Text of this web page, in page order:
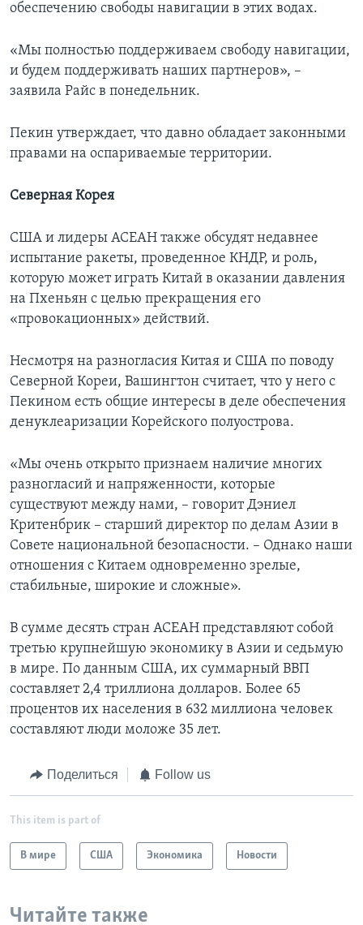
обеспечению свободы навигации в этих водах.
«Мы полностью поддерживаем свободу навигации,
и будем поддерживать наших партнеров», –
заявила Райс в понедельник.
Пекин утверждает, что давно обладает законными
правами на оспариваемые территории.
Северная Корея
США и лидеры АСЕАН также обсудят недавнее
испытание ракеты, проведенное КНДР, и роль,
которую может играть Китай в оказании давления
на Пхеньян с целью прекращения его
«провокационных» действий.
Несмотря на разногласия Китая и США по поводу
Северной Кореи, Вашингтон считает, что у него с
Пекином есть общие интересы в деле обеспечения
денуклеаризации Корейского полуострова.
«Мы очень открыто признаем наличие многих
разногласий и напряженности, которые
существуют между нами, – говорит Дэниел
Критенбрик – старший директор по делам Азии в
Совете национальной безопасности. – Однако наши
отношения с Китаем одновременно зрелые,
стабильные, широкие и сложные».
В сумме десять стран АСЕАН представляют собой
третью крупнейшую экономику в Азии и седьмую
в мире. По данным США, их суммарный ВВП
составляет 2,4 триллиона долларов. Более 65
процентов их населения в 632 миллиона человек
составляют люди моложе 35 лет.
Поделиться Follow us
This item is part of
В мире США Экономика Новости
Читайте также